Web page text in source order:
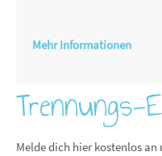
Mehr Informationen
Melde dich hier kostenlos